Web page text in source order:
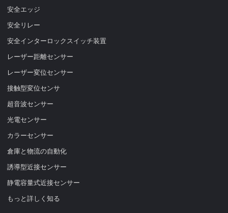
安全エッジ
安全リレー
安全インターロックスイッチ装置
レーザー距離センサー
レーザー変位センサー
接触型変位センサ
超音波センサー
光電センサー
カラーセンサー
倉庫と物流の自動化
誘導型近接センサー
静電容量式近接センサー
もっと詳しく知る